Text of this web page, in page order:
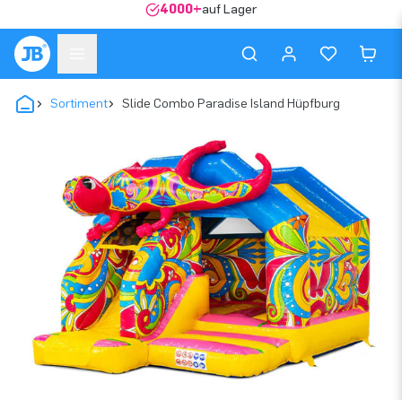
4000+auf Lager
Sortiment Slide Combo Paradise Island Hüpfburg